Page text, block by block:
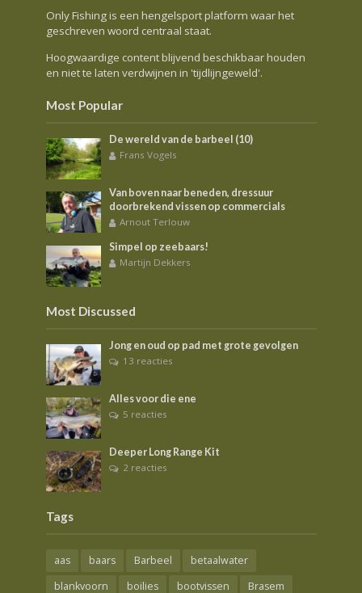
Only Fishing is een hengelsport platform waar het
geschreven woord centraal staat.
Hoogwaardige content blijvend beschikbaar houden
en niet te laten verdwijnen in 'tijdlijngeweld'.
Most Popular
De wereld van de barbeel (10)
Frans Vogels
Van boven naar beneden, dressuur
doorbrekend vissen op commercials
Arnout Terlouw
Simpel op zeebaars!
Martijn Dekkers
Most Discussed
Jong en oud op pad met grote gevolgen
13 reacties
Alles voor die ene
5 reacties
Deeper Long Range Kit
2 reacties
Tags
aas baars Barbeel
betaalwater
blankvoorn
boilies bootvissen
Brasem